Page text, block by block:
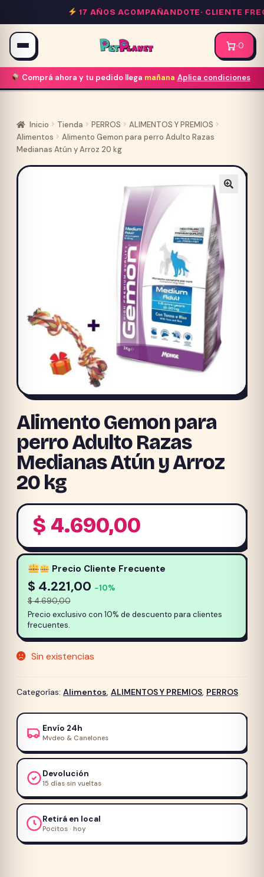
al
contenido
17 AÑOS ACOMPAÑANDOTE·CLIENTE
·0
Comprá ahora y tu pedido llega mañana Aplica condiciones
Inicio Tienda PERROS
ALIMENTOS Y PREMIOS
Alimentos
Alimento Gemon para perro Adulto Razas
Medianas Atún y Arroz 20 kg
Alimento Gemon para
perro Adulto Razas
Medianas Atún y Arroz
20 kg
$ 4.690,00
Precio Cliente Frecuente
$ 4.221,00 −10%
$4.690,00
Precio exclusivo con 10% de descuento para clientes
frecuentes.
Sin existencias
Categorías: Alimentos, ALIMENTOS Y PREMIOS, PERROS
Envío 24h
Mvdeo & Canelones
Devolución
15 días sin vueltas
Retirá en local
Pocitos · hoy